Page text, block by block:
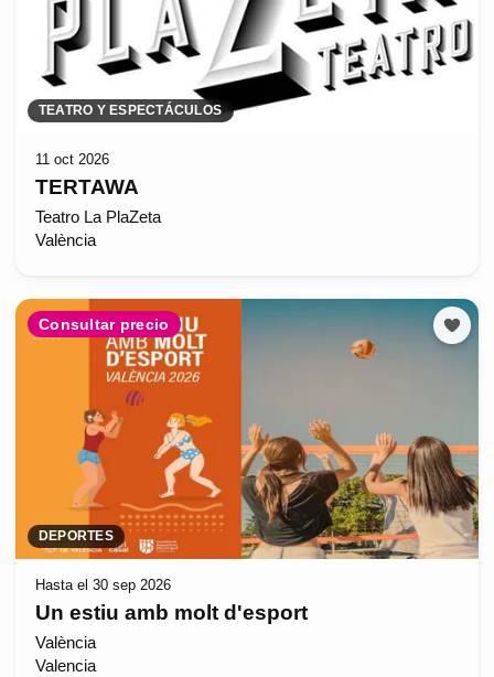
TEATRO Y ESPECTÁCULOS
11 oct 2026
TERTAWA
Teatro La PlaZeta
València
Consultar precio
DEPORTES
Hasta el 30 sep 2026
Un estiu amb molt d'esport
València
Valencia